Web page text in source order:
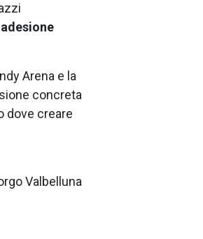
Arena e la
concreta
dove creare
Valbelluna